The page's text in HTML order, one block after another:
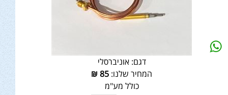
דגם: אוניברסלי
המחיר שלנו: 85
₪
כולל מע"מ